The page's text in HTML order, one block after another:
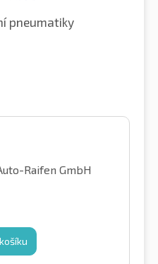
pneumatiky
Raifen GmbH